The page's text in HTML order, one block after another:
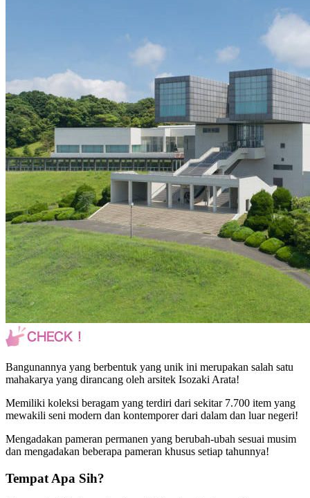
Bangunannya yang berbentuk yang unik ini merupakan salah satu
mahakarya yang dirancang oleh arsitek Isozaki Arata!
Memiliki koleksi beragam yang terdiri dari sekitar 7.700 item yang
mewakili seni modern dan kontemporer dari dalam dan luar negeri!
Mengadakan pameran permanen yang berubah-ubah sesuai musim
dan mengadakan beberapa pameran khusus setiap tahunnya!
Tempat Apa Sih?